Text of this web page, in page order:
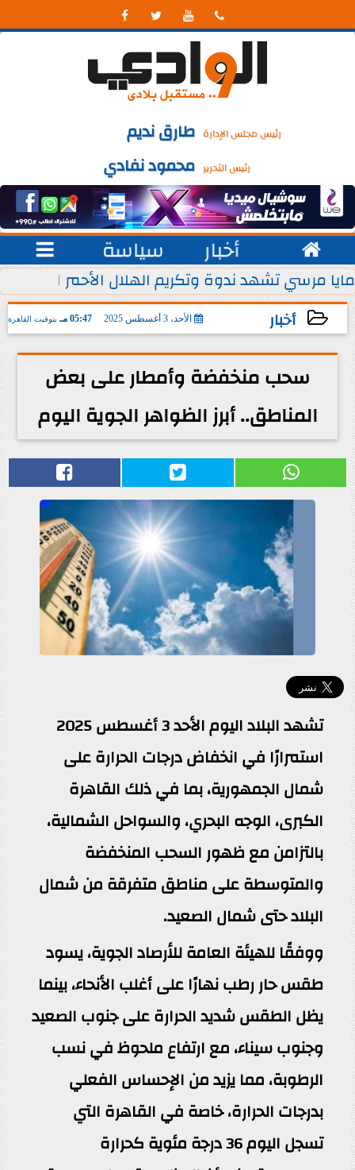
   
رئيس مجلس الإدارة طارق نديم
رئيس التحرير محمود نفادي
 أخبار سياسة 
يوليو من كل عام
مايا مرسي تشهد ندوة وتكريم الهلال الأحمر
أخبار الأحد، 3 أغسطس 2025 05:47 مـ بتوقيت القاهرة
2025-08-03 17:47:48
سحب منخفضة وأمطار على بعض
المناطق.. أبرز الظواهر الجوية اليوم
تشهد البلاد اليوم الأحد 3 أغسطس 2025
استمرارًا في انخفاض درجات الحرارة على
شمال الجمهورية، بما في ذلك القاهرة
الكبرى، الوجه البحري، والسواحل الشمالية،
بالتزامن مع ظهور السحب المنخفضة
والمتوسطة على مناطق متفرقة من شمال
البلاد حتى شمال الصعيد.
ووفقًا للهيئة العامة للأرصاد الجوية، يسود
طقس حار رطب نهارًا على أغلب الأنحاء، بينما
يظل الطقس شديد الحرارة على جنوب الصعيد
وجنوب سيناء، مع ارتفاع ملحوظ في نسب
الرطوبة، مما يزيد من الإحساس الفعلي
بدرجات الحرارة، خاصة في القاهرة التي
تسجل اليوم 36 درجة مئوية كحرارة